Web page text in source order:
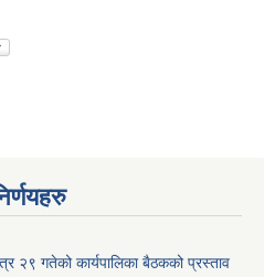
२९ गतेको कार्यपालिका बैठकको प्रस्ताव